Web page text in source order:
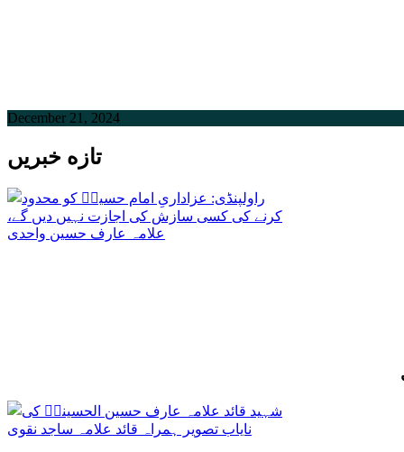
December 21, 2024
تازه خبریں